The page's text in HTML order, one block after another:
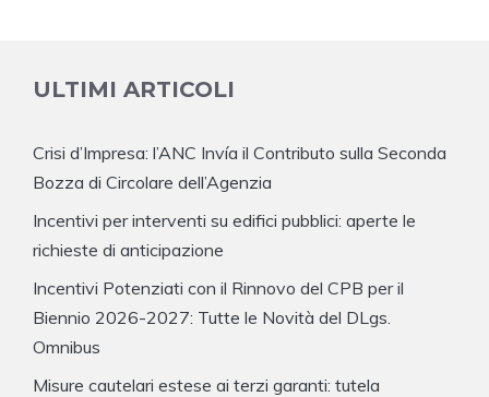
ULTIMI ARTICOLI
Crisi d’Impresa: l’ANC Invía il Contributo sulla Seconda
Bozza di Circolare dell’Agenzia
Incentivi per interventi su edifici pubblici: aperte le
richieste di anticipazione
Incentivi Potenziati con il Rinnovo del CPB per il
Biennio 2026-2027: Tutte le Novità del DLgs.
Omnibus
Misure cautelari estese ai terzi garanti: tutela